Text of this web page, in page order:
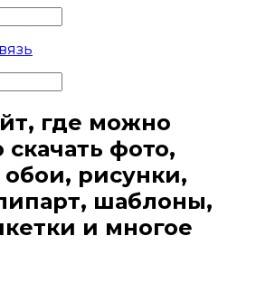
где можно
скачать фото,
рисунки,
шаблоны,
и многое